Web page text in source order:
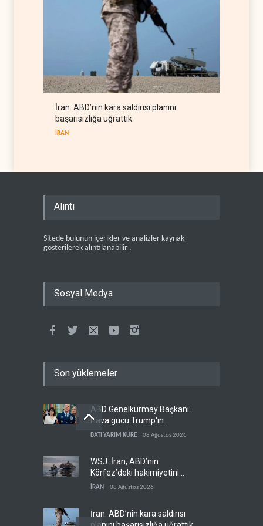
İran: ABD’nin kara saldırısı planını
başarısızlığa uğrattık
İRAN
Alıntı
Sitede bulunun içerikler ve analizler kaynak
gösterilerek alıntılanabilir .
Sosyal Medya
Son yüklemeler
ABD Genelkurmay Başkanı:
Hava gücü Trump'ın
hedeflerine yetmez
BATI YARIM KÜRE 08 Ağustos 2026
WSJ: İran, ABD’nin
Körfez’deki hakimiyetini
sona erdiriyor
İRAN 08 Ağustos 2026
İran: ABD’nin kara saldırısı